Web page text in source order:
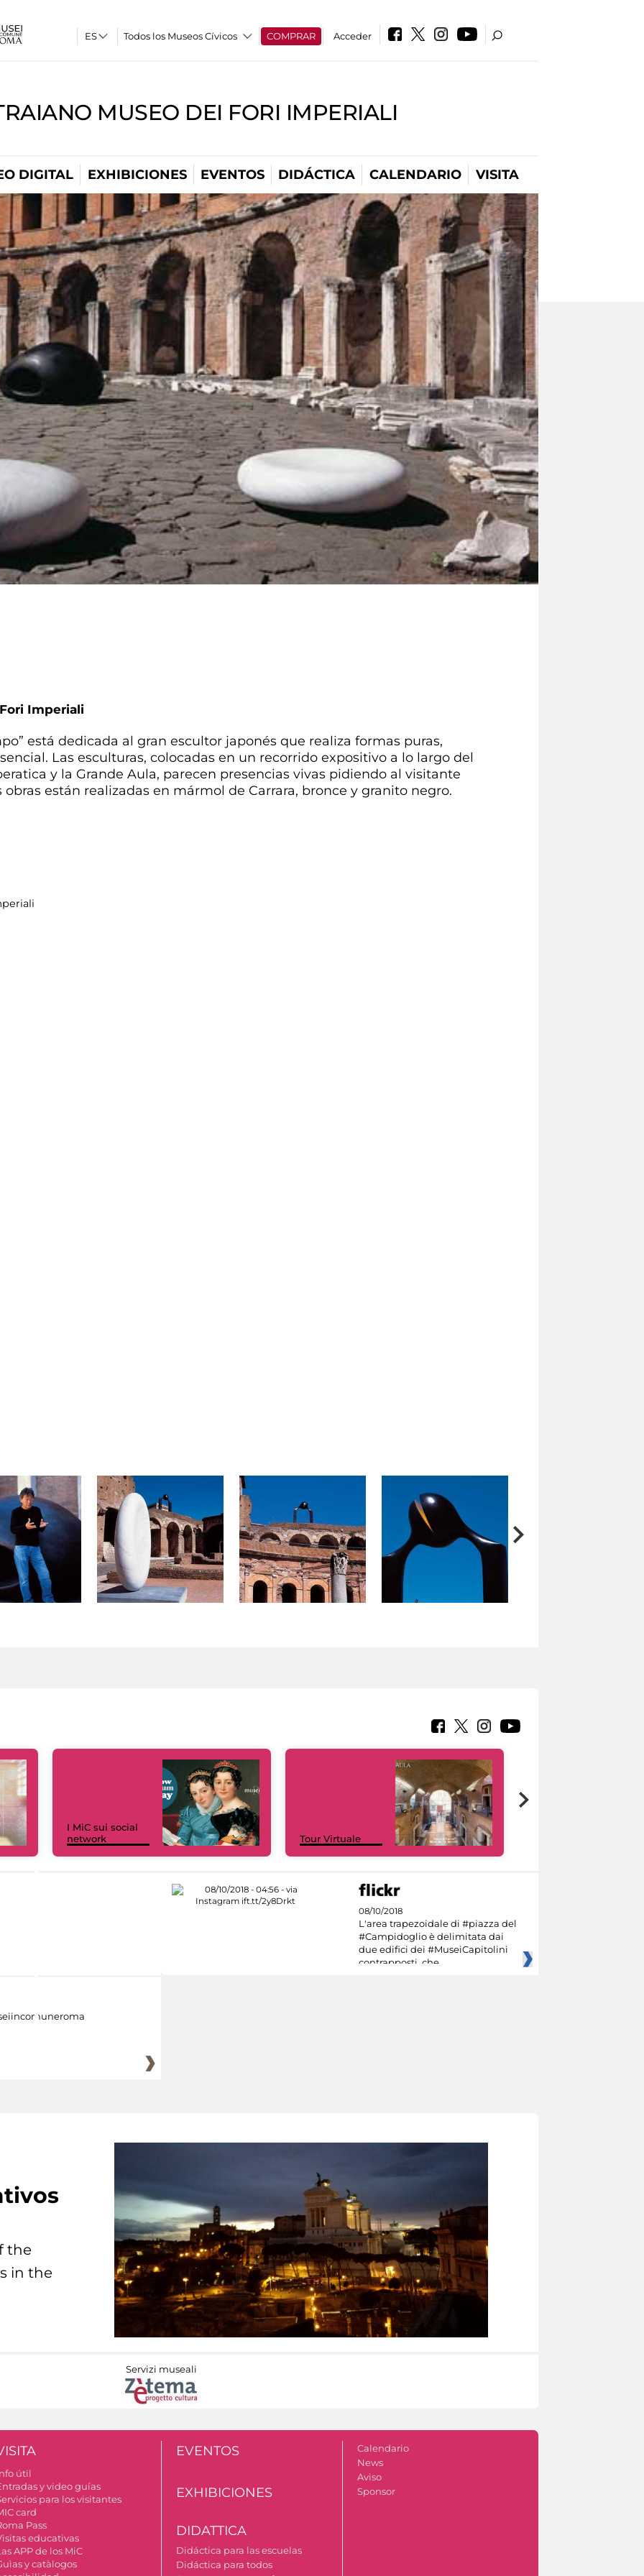
Todos los Museos Cívicos COMPRAR Acceder
MUSEO DEI FORI IMPERIALI
DIGITAL EXHIBICIONES EVENTOS DIDÁCTICA CALENDARIO VISITA
Imperiali
está dedicada al gran escultor japonés que realiza formas puras,
Las esculturas, colocadas en un recorrido expositivo a lo largo del
y la Grande Aula, parecen presencias vivas pidiendo al visitante
están realizadas en mármol de Carrara, bronce y granito negro.
I MiC sui social
network
Tour Virtuale
08/10/2018
L'area trapezoidale di #piazza del
#Campidoglio è delimitata dai
due edifici dei #MuseiCapitolini
contrapposti, che
the
in the
Servizi museali
útil
y video guías
para los visitantes
card
Pass
educativas
APP de los MiC
y catàlogos
EVENTOS
EXHIBICIONES
DIDATTICA
Didáctica para las escuelas
Didáctica para todos
Calendario
News
Aviso
Sponsor